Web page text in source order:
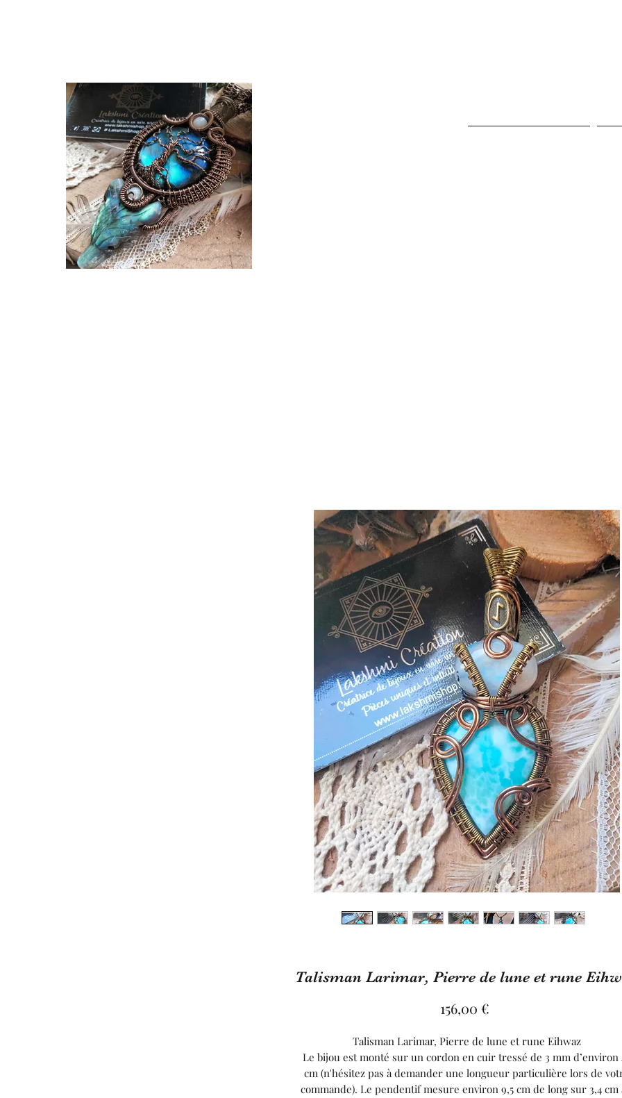
Talisman Larimar, Pierre de lune et rune
156,00 €
Talisman Larimar, Pierre de lune et rune Eihwaz
Le bijou est monté sur un cordon en cuir tressé de 3 mm d’environ
cm (n'hésitez pas à demander une longueur particulière lors de
commande). Le pendentif mesure environ 9,5 cm de long sur 3,4 cm